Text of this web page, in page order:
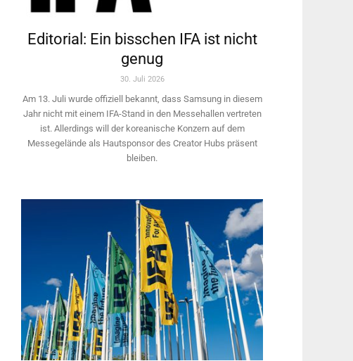
Editorial: Ein bisschen IFA ist nicht
genug
30. Juli 2026
Am 13. Juli wurde offiziell bekannt, dass Samsung in diesem
Jahr nicht mit einem IFA-Stand in den Messehallen vertreten
ist. Allerdings will ­der koreanische Konzern auf dem
Messegelände als Hautsponsor des Creator Hubs präsent
bleiben.